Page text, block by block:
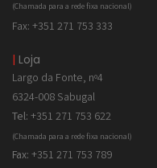
(Chamada para a rede fixa nacional)
Fax: +351 271 753 333
| Loja
Largo da Fonte, nº4
6324-008 Sabugal
Tel: +351 271 753 622
(Chamada para a rede fixa nacional)
Fax: +351 271 753 789